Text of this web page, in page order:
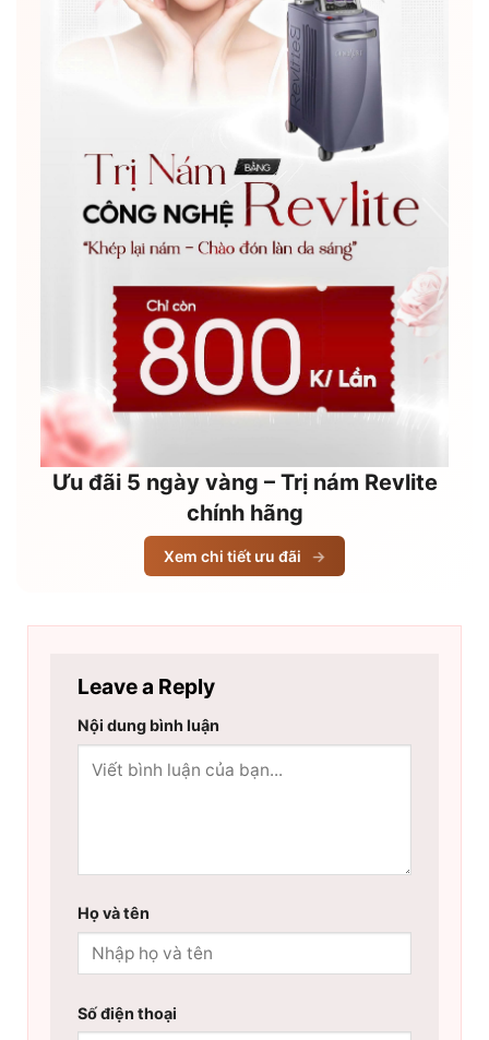
Ưu đãi 5 ngày vàng – Trị nám Revlite
chính hãng
Xem chi tiết ưu đãi →
Leave a Reply
Nội dung bình luận
Họ và tên
Số điện thoại